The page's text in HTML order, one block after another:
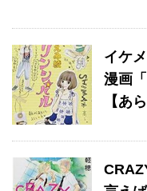
イケ
漫画
【あ